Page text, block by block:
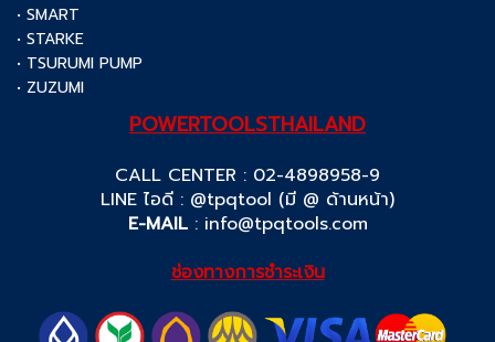
• SMART
• STARKE
• TSURUMI PUMP
• ZUZUMI
POWERTOOLSTHAILAND
CALL CENTER : 02-4898958-9
LINE ไอดี : @tpqtool (มี @ ด้านหน้า)
E-MAIL: info@tpqtools.com
ช่องทางการชำระเงิน